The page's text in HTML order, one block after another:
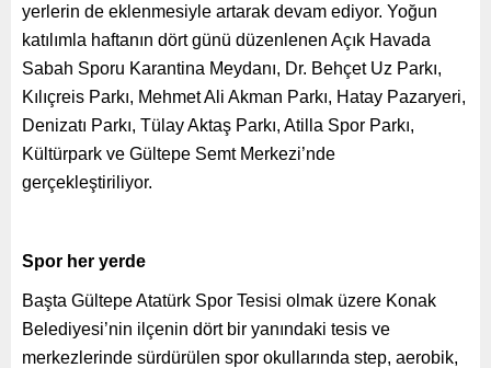
yerlerin de eklenmesiyle artarak devam ediyor. Yoğun
katılımla haftanın dört günü düzenlenen Açık Havada
Sabah Sporu Karantina Meydanı, Dr. Behçet Uz Parkı,
Kılıçreis Parkı, Mehmet Ali Akman Parkı, Hatay Pazaryeri,
Denizatı Parkı, Tülay Aktaş Parkı, Atilla Spor Parkı,
Kültürpark ve Gültepe Semt Merkezi’nde
gerçekleştiriliyor.
Spor her yerde
Başta Gültepe Atatürk Spor Tesisi olmak üzere Konak
Belediyesi’nin ilçenin dört bir yanındaki tesis ve
merkezlerinde sürdürülen spor okullarında step, aerobik,